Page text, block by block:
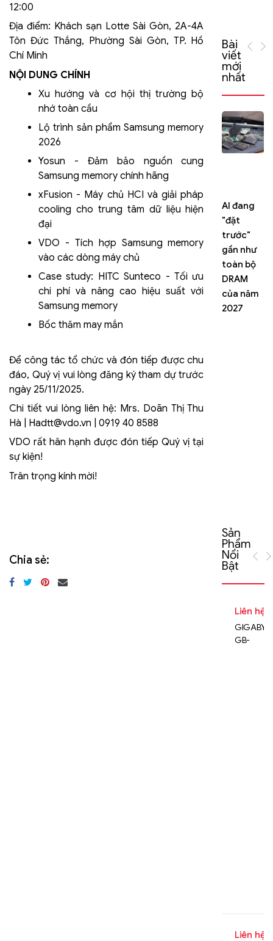
12:00
Địa điểm: Khách sạn Lotte Sài Gòn, 2A-4A
Tôn Đức Thắng, Phường Sài Gòn, TP. Hồ
Chí Minh
NỘI DUNG CHÍNH
Xu hướng và cơ hội thị trường bộ
nhớ toàn cầu
Lộ trình sản phẩm Samsung memory
2026
Yosun - Đảm bảo nguồn cung
Samsung memory chính hãng
xFusion - Máy chủ HCI và giải pháp
cooling cho trung tâm dữ liệu hiện
đại
VDO - Tích hợp Samsung memory
vào các dòng máy chủ
Case study: HITC Sunteco - Tối ưu
chi phí và nâng cao hiệu suất với
Samsung memory
Bốc thăm may mắn
Để công tác tổ chức và đón tiếp được chu
đáo, Quý vị vui lòng đăng ký tham dự trước
ngày 25/11/2025.
Chi tiết vui lòng liên hệ: Mrs. Doãn Thị Thu
Hà | Hadtt@vdo.vn | 0919 40 8588
VDO rất hân hạnh được đón tiếp Quý vị tại
sự kiện!
Trân trọng kính mời!
Chia sẻ:
Bài
viết
mới
nhất
NVIDIA
sẽ ra mắt
Thu này,
ASUS và
AI đang
"đặt
trước"
gần như
toàn bộ
DRAM
của năm
2027
Sản
Phẩm
Nổi
Bật
Liên hệ
GB-
Liên hệ